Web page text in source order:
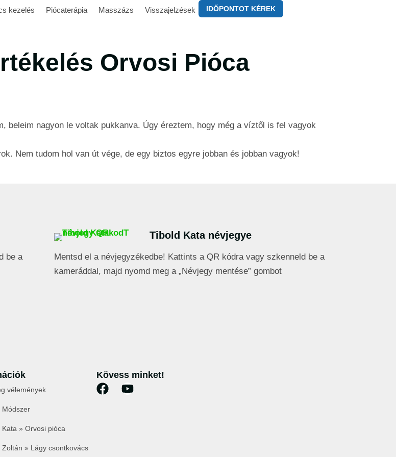
kezelés Piócaterápia Masszázs Visszajelzések IDŐPONTOT KÉREK
Orvosi Pióca
beleim nagyon le voltak pukkanva. Úgy éreztem, hogy még a víztől is fel vagyok
Nem tudom hol van út vége, de egy biztos egyre jobban és jobban vagyok!
be a
Tibold Kata névjegye
Mentsd el a névjegyzékedbe! Kattints a QR kódra vagy szkenneld be a
kameráddal, majd nyomd meg a „Névjegy mentése” gombot
vélemények
Módszer
Kata » Orvosi pióca
Zoltán » Lágy csontkovács
Kövess minket!